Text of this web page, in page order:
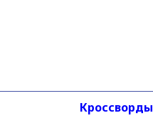
Кроссворды